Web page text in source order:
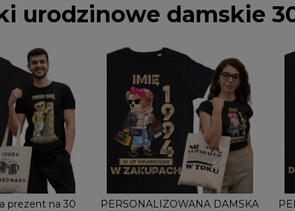
urodzinowe damskie
prezent na 30
PERSONALIZOWANA DAMSKA